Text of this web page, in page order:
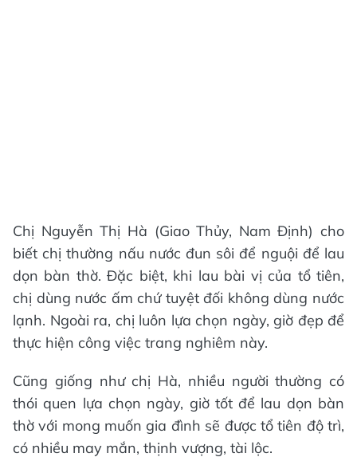
Chị Nguyễn Thị Hà (Giao Thủy, Nam Định) cho
biết chị thường nấu nước đun sôi để nguội để lau
dọn bàn thờ. Đặc biệt, khi lau bài vị của tổ tiên,
chị dùng nước ấm chứ tuyệt đối không dùng nước
lạnh. Ngoài ra, chị luôn lựa chọn ngày, giờ đẹp để
thực hiện công việc trang nghiêm này.
Cũng giống như chị Hà, nhiều người thường có
thói quen lựa chọn ngày, giờ tốt để lau dọn bàn
thờ với mong muốn gia đình sẽ được tổ tiên độ trì,
có nhiều may mắn, thịnh vượng, tài lộc.